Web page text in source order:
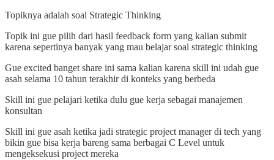
Topiknya adalah soal Strategic Thinking
Topik ini gue pilih dari hasil feedback form yang kalian submit
karena sepertinya banyak yang mau belajar soal strategic thinking
Gue excited banget share ini sama kalian karena skill ini udah gue
asah selama 10 tahun terakhir di konteks yang berbeda
Skill ini gue pelajari ketika dulu gue kerja sebagai manajemen
konsultan
Skill ini gue asah ketika jadi strategic project manager di tech yang
bikin gue bisa kerja bareng sama berbagai C Level untuk
mengeksekusi project mereka